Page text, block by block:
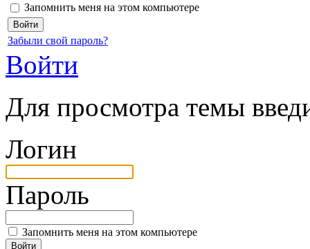
Запомнить меня на этом компьютере
Забыли свой пароль?
Войти
Для просмотра темы
Логин
Пароль
Запомнить меня на этом компьютере